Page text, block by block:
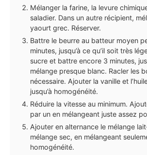
Mélanger la farine, la levure
saladier. Dans un autre récipient,
yaourt grec. Réserver.
Battre le beurre au batteur moyen
minutes, jusqu’à ce qu’il soit très
sucre et battre encore 3 minutes,
mélange presque blanc. Racler les
nécessaire. Ajouter la vanille et
jusqu’à homogénéité.
Réduire la vitesse au minimum.
par un en mélangeant juste assez
Ajouter en alternance le mélange
mélange sec, en mélangeant
homogénéité.